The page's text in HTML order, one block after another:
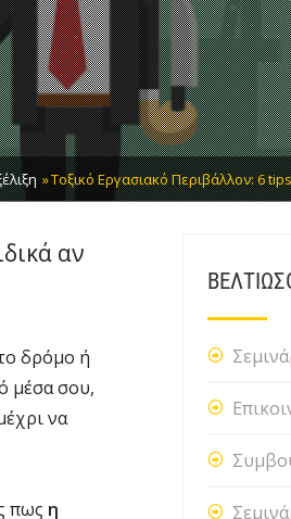
Τοξικό Εργασιακό Περιβάλλον: 6
αν
δρόμο ή
μέσα σου,
να
πως η